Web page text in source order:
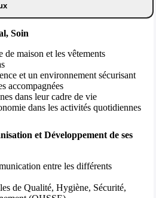
Soin
de maison et les vêtements
et un environnement sécurisant
accompagnées
dans leur cadre de vie
dans les activités quotidiennes
et Développement de ses
entre les différents
de Qualité, Hygiène, Sécurité,